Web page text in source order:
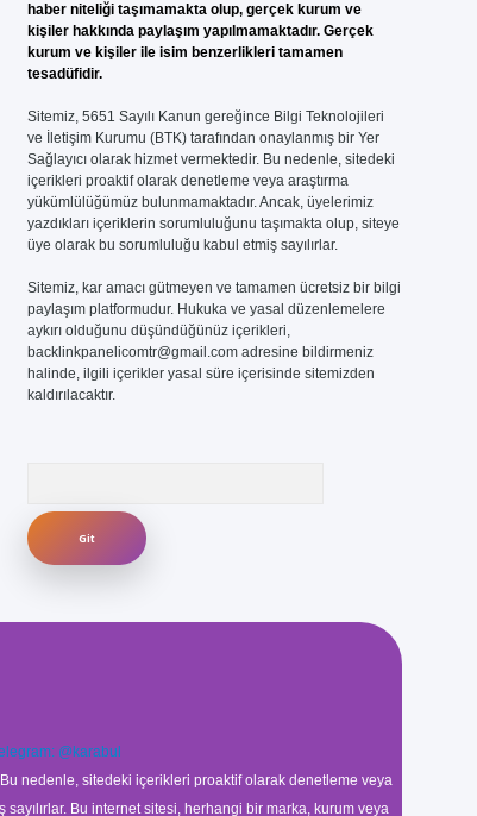
haber niteliği taşımamakta olup, gerçek kurum ve
kişiler hakkında paylaşım yapılmamaktadır. Gerçek
kurum ve kişiler ile isim benzerlikleri tamamen
tesadüfidir.
Sitemiz, 5651 Sayılı Kanun gereğince Bilgi Teknolojileri
ve İletişim Kurumu (BTK) tarafından onaylanmış bir Yer
Sağlayıcı olarak hizmet vermektedir. Bu nedenle, sitedeki
içerikleri proaktif olarak denetleme veya araştırma
yükümlülüğümüz bulunmamaktadır. Ancak, üyelerimiz
yazdıkları içeriklerin sorumluluğunu taşımakta olup, siteye
üye olarak bu sorumluluğu kabul etmiş sayılırlar.
Sitemiz, kar amacı gütmeyen ve tamamen ücretsiz bir bilgi
paylaşım platformudur. Hukuka ve yasal düzenlemelere
aykırı olduğunu düşündüğünüz içerikleri,
backlinkpanelicomtr@gmail.comadresine bildirmeniz
halinde, ilgili içerikler yasal süre içerisinde sitemizden
kaldırılacaktır.
@karabul
nedenle, sitedeki içerikleri proaktif olarak denetleme veya
Bu internet sitesi, herhangi bir marka, kurum veya